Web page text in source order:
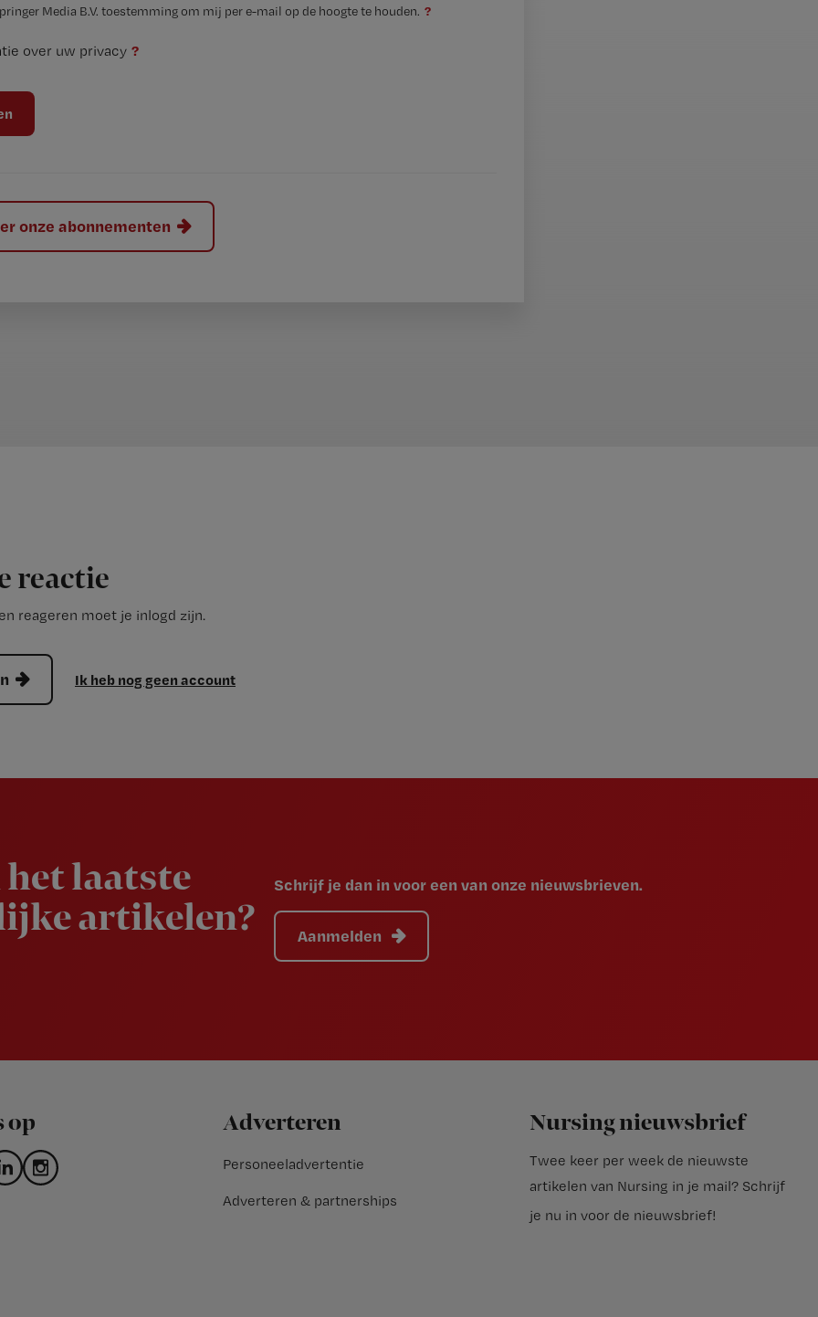
Media B.V. toestemming om mij per e-mail op de hoogte te houden. ?
over uw privacy ?
onze abonnementen
reactie
reageren moet je inlogd zijn.
Ik heb nog geen account
laatste
artikelen?
Schrijf je dan in voor een van onze nieuwsbrieven.
Aanmelden
op Adverteren
Personeeladvertentie
Adverteren & partnerships
Nursing nieuwsbrief
Twee keer per week de nieuwste
artikelen van Nursing in je mail? Schrijf
je nu in voor de nieuwsbrief!